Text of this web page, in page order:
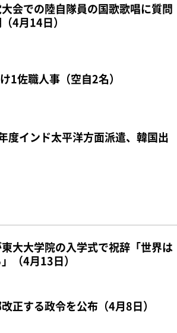
会での陸自隊員の国歌歌唱に質問
4月14日）
佐職人事（空自2名）
インド太平洋方面派遣、韓国出
大大学院の入学式で祝辞「世界は
（4月13日）
正する政令を公布（4月8日）